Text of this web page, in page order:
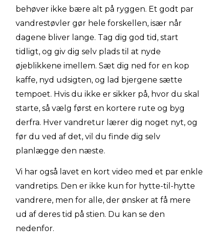
behøver ikke bære alt på ryggen. Et godt par
vandrestøvler gør hele forskellen, især når
dagene bliver lange. Tag dig god tid, start
tidligt, og giv dig selv plads til at nyde
øjeblikkene imellem. Sæt dig ned for en kop
kaffe, nyd udsigten, og lad bjergene sætte
tempoet. Hvis du ikke er sikker på, hvor du skal
starte, så vælg først en kortere rute og byg
derfra. Hver vandretur lærer dig noget nyt, og
før du ved af det, vil du finde dig selv
planlægge den næste.
Vi har også lavet en kort video med et par enkle
vandretips. Den er ikke kun for hytte-til-hytte
vandrere, men for alle, der ønsker at få mere
ud af deres tid på stien. Du kan se den
nedenfor.